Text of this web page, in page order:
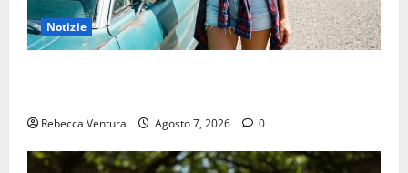
Notizie
Rebecca Ventura Agosto 7, 2026 0